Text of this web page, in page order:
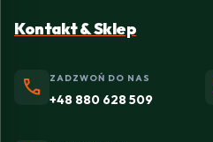
Kontakt & Sklep
phone ZADZWOŃ DO NAS
+48 880 628 509